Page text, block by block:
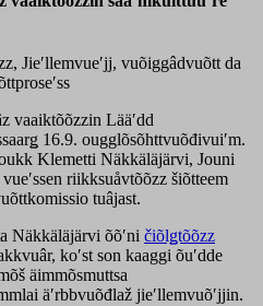
Jieʹllemvueʹjj, vuõiggâdvuõtt da
vaaiktõõzzin Lääʹdd
16.9. ougglõsõhttvuõđivuiʹm.
Klemetti Näkkäläjärvi, Jouni
riikksuåvtõõzz šiõtteem
tuâjast.
Näkkäläjärvi õõʹni čiõlǥtõõzz
koʹst son kaaggi õuʹdde
äimmõsmuttsa
äʹrbbvuõđlaž jieʹllemvuõʹjjin.